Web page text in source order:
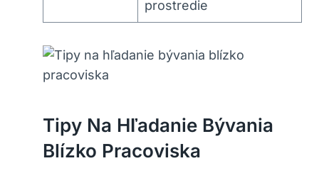
prostredie
Tipy Na Hľadanie Bývania
Blízko Pracoviska